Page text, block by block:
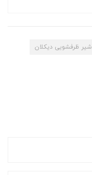
شیر ظرفشویی دیکلان